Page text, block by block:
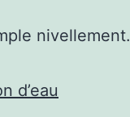
nivellement.
d’eau